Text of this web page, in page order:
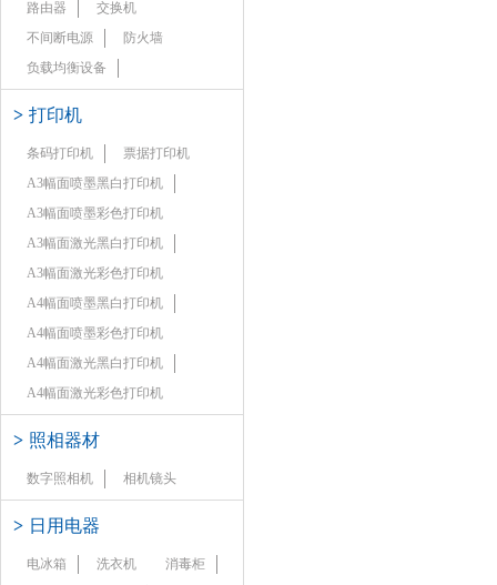
路由器
交换机
不间断电源
防火墙
负载均衡设备
> 打印机
条码打印机
票据打印机
A3幅面喷墨黑白打印机
A3幅面喷墨彩色打印机
A3幅面激光黑白打印机
A3幅面激光彩色打印机
A4幅面喷墨黑白打印机
A4幅面喷墨彩色打印机
A4幅面激光黑白打印机
A4幅面激光彩色打印机
> 照相器材
数字照相机 相机镜头
> 日用电器
电冰箱 洗衣机
消毒柜